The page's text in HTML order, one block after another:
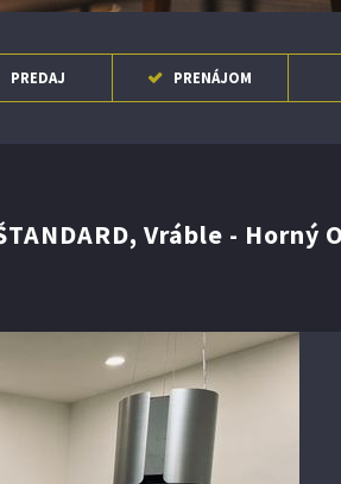
PREDAJ PRENÁJOM
Vráble - Horný